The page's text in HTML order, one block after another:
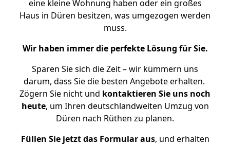
eine kleine Wohnung haben oder ein großes
Haus in Düren besitzen, was umgezogen werden
muss.
Wir haben immer die perfekte Lösung für Sie.
Sparen Sie sich die Zeit – wir kümmern uns
darum, dass Sie die besten Angebote erhalten.
Zögern Sie nicht und kontaktieren Sie uns noch
heute, um Ihren deutschlandweiten Umzug von
Düren nach Rüthen zu planen.
Füllen Sie jetzt das Formular aus, und erhalten